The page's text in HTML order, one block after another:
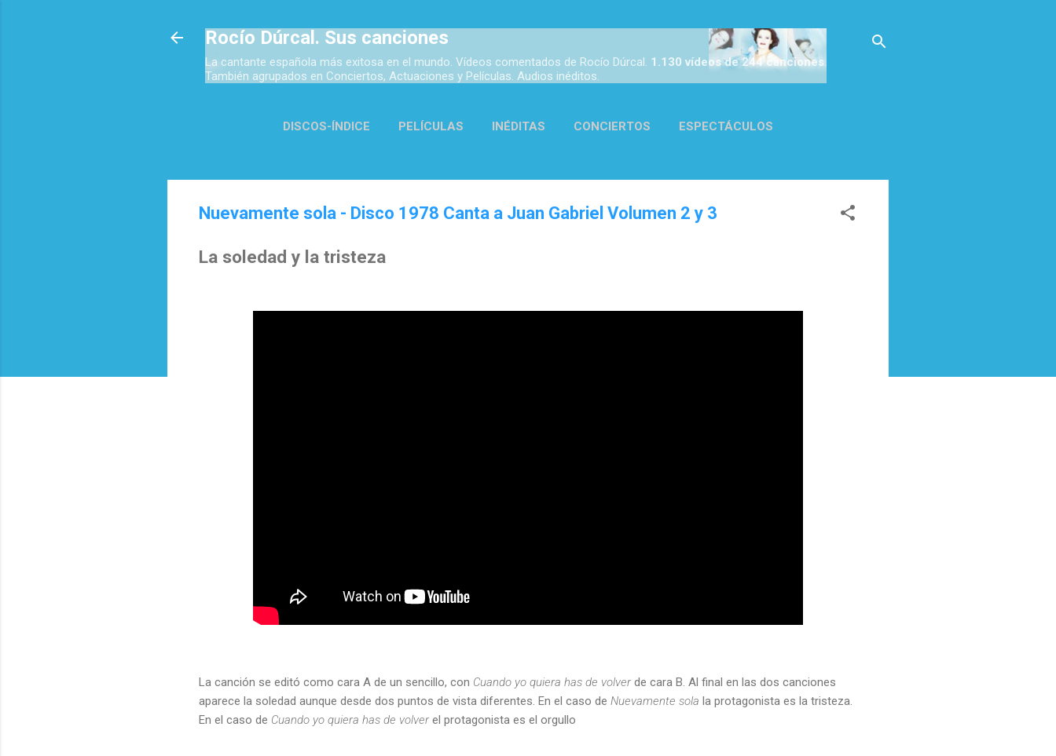
Rocío Dúrcal. Sus canciones
La cantante española más exitosa en el mundo. Vídeos comentados de Rocío Dúrcal. 1.130 vídeos de 244 canciones.
También agrupados en Conciertos, Actuaciones y Películas. Audios inéditos.
DISCOS-ÍNDICE PELÍCULAS INÉDITAS CONCIERTOS ESPECTÁCULOS
Nuevamente sola - Disco 1978 Canta a Juan Gabriel Volumen 2 y 3
La soledad y la tristeza
La canción se editó como cara A de un sencillo, con Cuando yo quiera has de volverde cara B. Al final en las dos canciones
aparece la soledad aunque desde dos puntos de vista diferentes. En el caso de Nuevamente sola la protagonista es la tristeza.
En el caso de Cuando yo quiera has de volverel protagonista es el orgullo